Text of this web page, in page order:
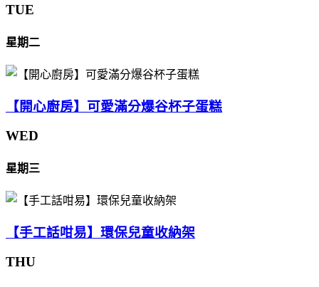
TUE
星期二
【開心廚房】可愛滿分爆谷杯子蛋糕
WED
星期三
【手工話咁易】環保兒童收納架
THU